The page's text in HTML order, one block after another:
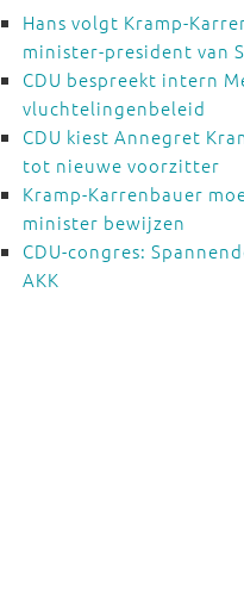
Hans volgt Kramp-
minister-president van
CDU bespreekt intern
vluchtelingenbeleid
CDU kiest Annegret
tot nieuwe voorzitter
Kramp-Karrenbauer
minister bewijzen
CDU-congres:
AKK